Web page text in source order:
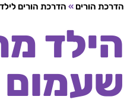
הדרכת הורים » הדרכת הורים
הילד
שעמום